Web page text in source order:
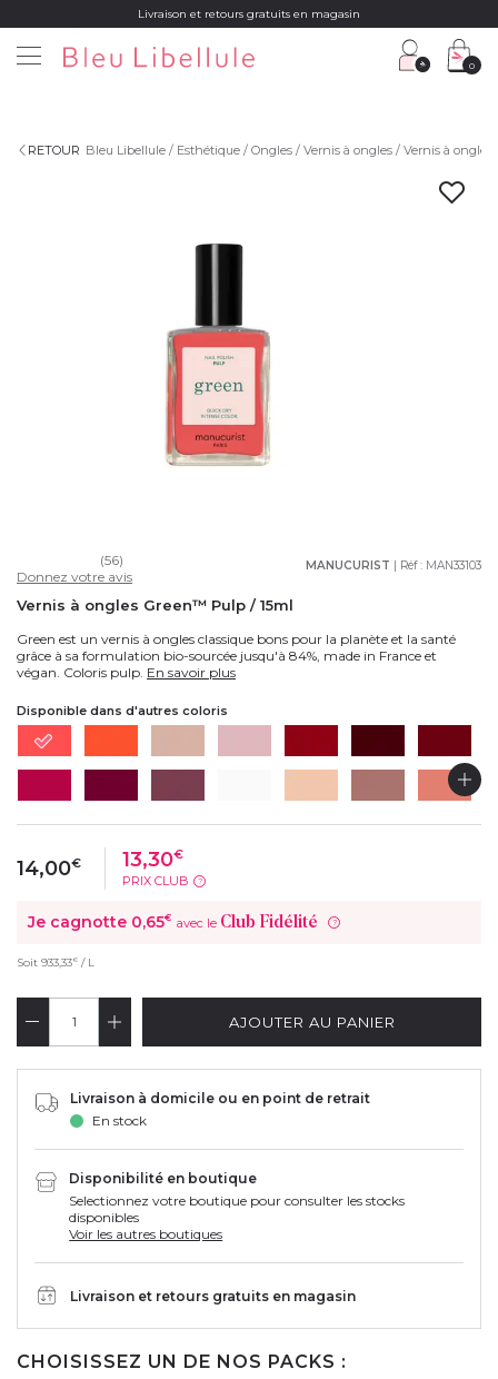
Livraison et retours gratuits en magasin
0
RETOUR Bleu Libellule Esthétique Ongles Vernis à ongles Vernis à ongles
MANUCURIST | Réf : MAN33103
(56)
Donnez votre avis
Vernis à ongles Green™ Pulp / 15ml
Green est un vernis à ongles classique bons pour la planète et la santé
grâce à sa formulation bio-sourcée jusqu'à 84%, made in France et
végan. Coloris pulp. En savoir plus
Disponible dans d'autres coloris
14,00€ 13,30€
PRIX CLUB ?
Je cagnotte 0,65€ avec le Club Fidélité ?
Soit 933,33€ / L
AJOUTER AU PANIER
Livraison à domicile ou en point de retrait
En stock
Disponibilité en boutique
Selectionnez votre boutique pour consulter les stocks
disponibles
Voir les autres boutiques
Livraison et retours gratuits en magasin
CHOISISSEZ UN DE NOS PACKS :